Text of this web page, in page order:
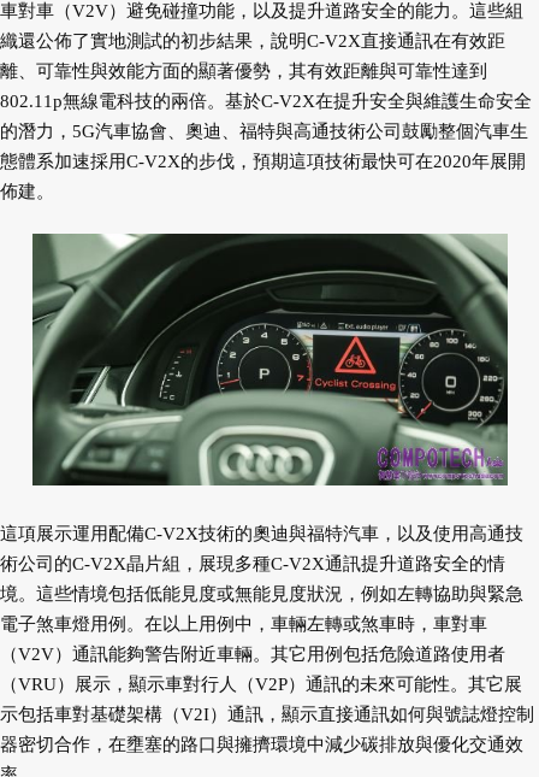
車對車（V2V）避免碰撞功能，以及提升道路安全的能力。這些組
織還公佈了實地測試的初步結果，說明C-V2X直接通訊在有效距
離、可靠性與效能方面的顯著優勢，其有效距離與可靠性達到
802.11p無線電科技的兩倍。基於C-V2X在提升安全與維護生命安全
的潛力，5G汽車協會、奧迪、福特與高通技術公司鼓勵整個汽車生
態體系加速採用C-V2X的步伐，預期這項技術最快可在2020年展開
佈建。
這項展示運用配備C-V2X技術的奧迪與福特汽車，以及使用高通技
術公司的C-V2X晶片組，展現多種C-V2X通訊提升道路安全的情
境。這些情境包括低能見度或無能見度狀況，例如左轉協助與緊急
電子煞車燈用例。在以上用例中，車輛左轉或煞車時，車對車
（V2V）通訊能夠警告附近車輛。其它用例包括危險道路使用者
（VRU）展示，顯示車對行人（V2P）通訊的未來可能性。其它展
示包括車對基礎架構（V2I）通訊，顯示直接通訊如何與號誌燈控制
器密切合作，在壅塞的路口與擁擠環境中減少碳排放與優化交通效